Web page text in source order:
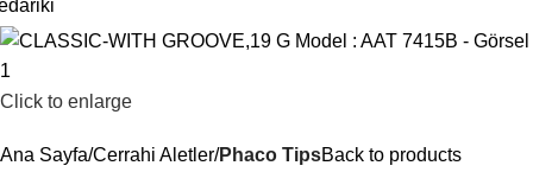
Click to enlarge
Ana Sayfa Cerrahi Aletler Phaco TipsBack to products